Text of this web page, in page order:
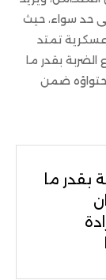
حد سواء، حيث
عسكرية تمتد
الضربة بقدر ما
احتواؤه ضمن
بقدر ما